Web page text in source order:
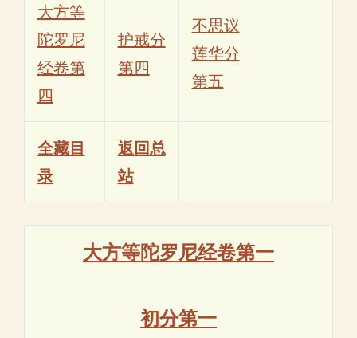
大方等
陀罗尼
经卷第
四
护戒分
第四
不思议
莲华分
第五
全藏目
录
返回总
站
大方等陀罗尼经卷第一
初分第一